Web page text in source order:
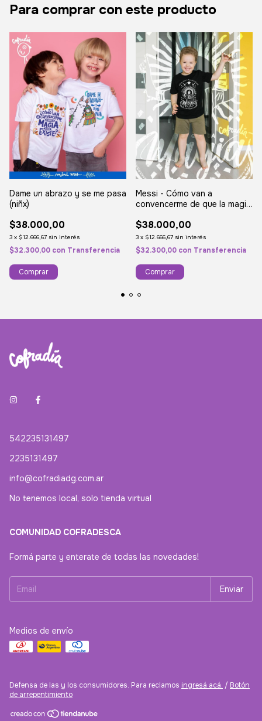
Para comprar con este producto
Dame un abrazo y se me pasa
(niñx)
$38.000,00
3 x $12.666,67 sin interés
$32.300,00 con Transferencia
Comprar
Messi - Cómo van a
convencerme de que la magia
$38.000,00
3 x $12.666,67 sin interés
$32.300,00 con Transferencia
Comprar
542235131497
2235131497
info@cofradiadg.com.ar
No tenemos local, solo tienda virtual
COMUNIDAD COFRADESCA
Formá parte y enterate de todas las novedades!
Medios de envío
Defensa de las y los consumidores. Para reclamos ingresá acá. / Botón
de arrepentimiento